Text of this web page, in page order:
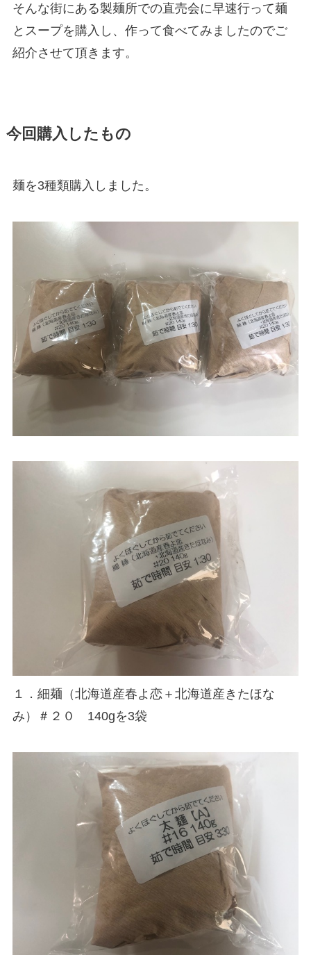
そんな街にある製麺所での直売会に早速行って麺
とスープを購入し、作って食べてみましたのでご
紹介させて頂きます。
今回購入したもの
麺を3種類購入しました。
１．細麺（北海道産春よ恋＋北海道産きたほな
み）＃２０ 140gを3袋